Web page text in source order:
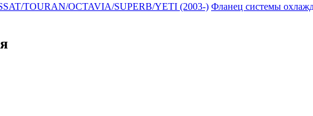
TOURAN/OCTAVIA/SUPERB/YETI (2003-) Фланец системы